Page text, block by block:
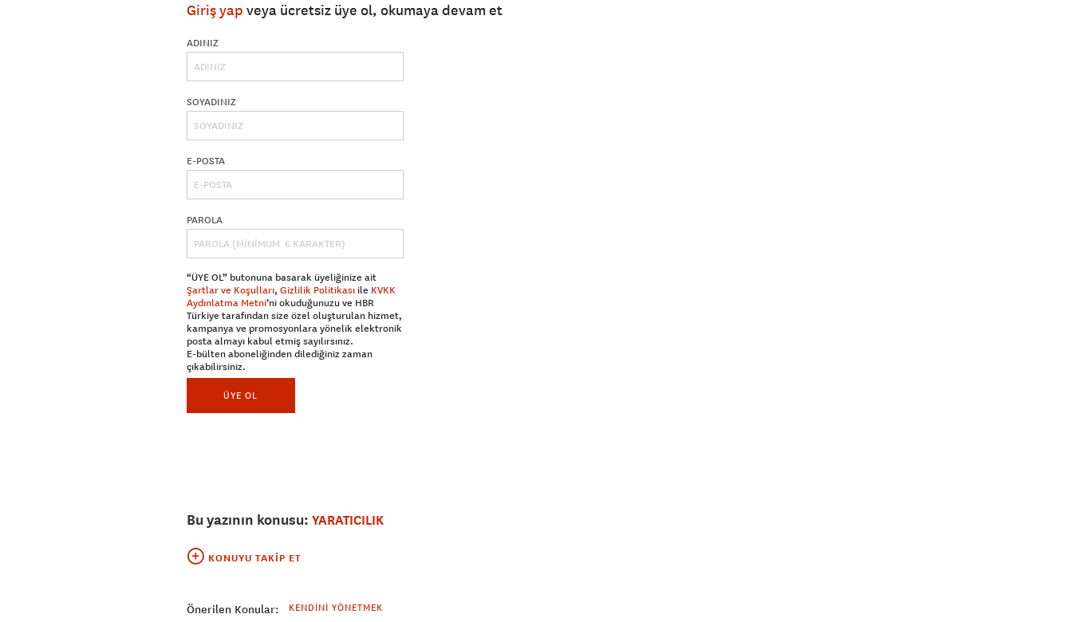
Giriş yap veya ücretsiz üye ol, okumaya devam et
ADINIZ
SOYADINIZ
E-POSTA
PAROLA
“ÜYE OL” butonuna basarak üyeliğinize ait
Şartlar ve Koşulları, Gizlilik Politikası ile KVKK
Aydınlatma Metni’ni okuduğunuzu ve HBR
Türkiye tarafından size özel oluşturulan hizmet,
kampanya ve promosyonlara yönelik elektronik
posta almayı kabul etmiş sayılırsınız.
E-bülten aboneliğinden dilediğiniz zaman
çıkabilirsiniz.
ÜYE OL
Bu yazının konusu: YARATICILIK
KONUYU TAKIP ET
Önerilen Konular: KENDINI YÖNETMEK